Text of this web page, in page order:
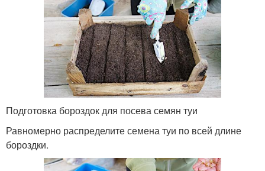
Подготовка бороздок для посева семян туи
Равномерно распределите семена туи по всей длине
бороздки.